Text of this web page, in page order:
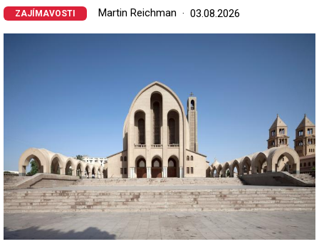
ZAJÍMAVOSTI Martin Reichman 03.08.2026